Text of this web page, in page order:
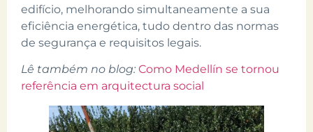
edifício, melhorando simultaneamente a sua
eficiência energética, tudo dentro das normas
de segurança e requisitos legais.
Lê também no blog: Como Medellín se tornou
referência em arquitectura social